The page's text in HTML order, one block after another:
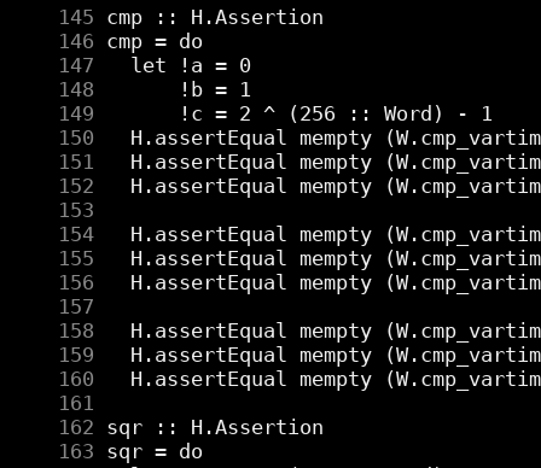
    145
    146
    147
    148
    149
    150
    151
    152
    153
    154
    155
    156
    157
    158
    159
    160
    161
    162
    163